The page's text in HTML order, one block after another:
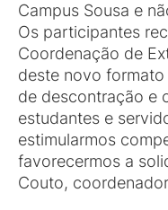
Campus Sousa e
Os participantes
Coordenação de
deste novo
de descontração e
estudantes e
estimularmos
favorecermos a
Couto,